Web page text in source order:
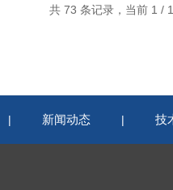
共 73 条记录，当前 1 /
| 新闻动态 | 技